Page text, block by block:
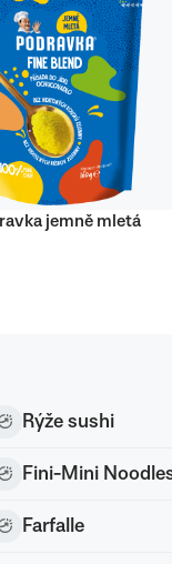
jemně mletá
Rýže sushi
Fini-Mini
Farfalle